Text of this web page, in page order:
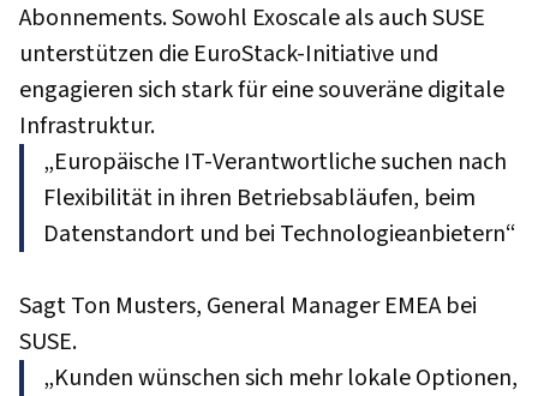
Abonnements. Sowohl Exoscale als auch SUSE
unterstützen die EuroStack-Initiative und
engagieren sich stark für eine souveräne digitale
Infrastruktur.
„Europäische IT-Verantwortliche suchen nach
Flexibilität in ihren Betriebsabläufen, beim
Datenstandort und bei Technologieanbietern“
Sagt Ton Musters, General Manager EMEA bei
SUSE.
„Kunden wünschen sich mehr lokale Optionen,